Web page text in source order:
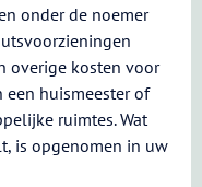
onder de noemer
overige kosten voor
huismeester of
ruimtes. Wat
is opgenomen in uw